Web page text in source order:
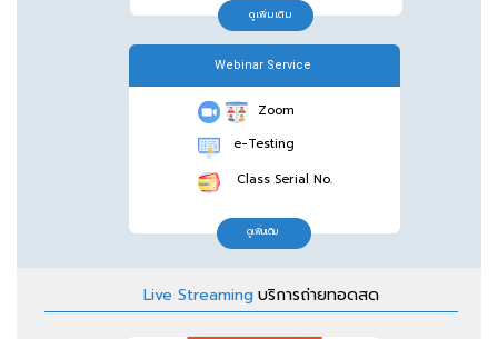
ดูเพิ่มเติม
Class Serial No.
ดูเพิ่มเติม
e-Testing
Zoom
Webinar Service
บริการถ่ายทอดสด
Live Streaming